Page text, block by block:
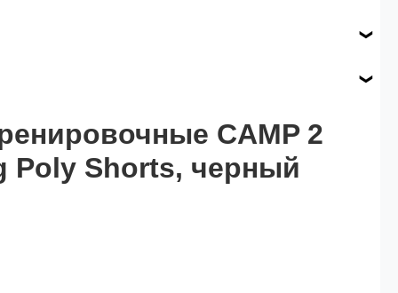
по розничной цене
CAMP 2
Poly Shorts, черный